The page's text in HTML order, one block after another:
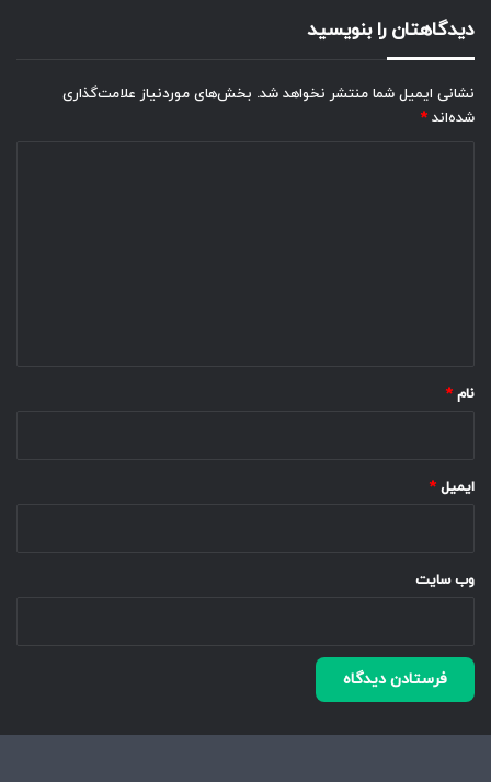
دیدگاهتان را بنویسید
نشانی ایمیل شما منتشر نخواهد شد. بخش‌های موردنیاز علامت‌گذاری
شده‌اند *
نام *
ایمیل *
وب‌ سایت